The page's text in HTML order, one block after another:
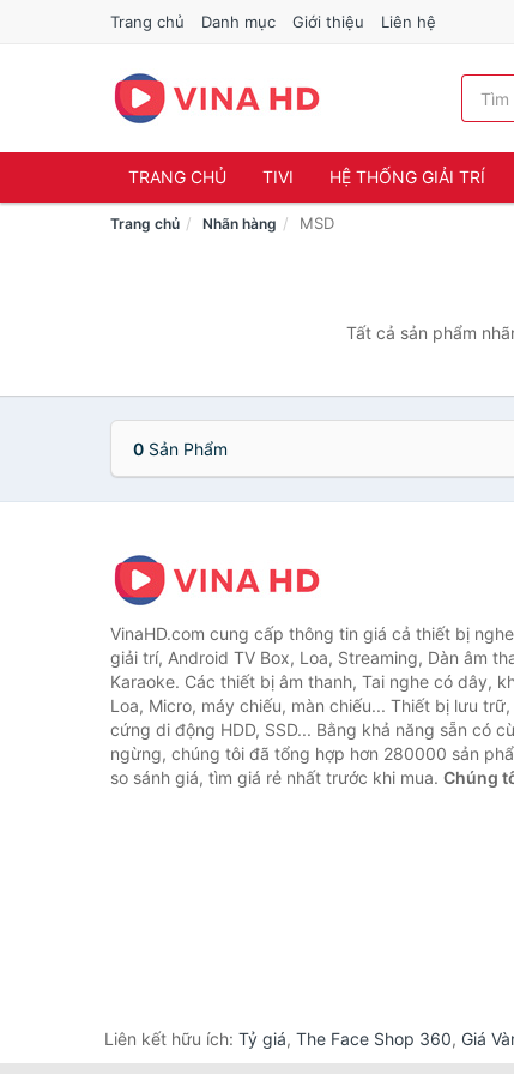
Trang chủ Danh mục Giới thiệu Liên hệ
TRANG CHỦ TIVI HỆ THỐNG GIẢI TRÍ
Trang chủ Nhãn hàng MSD
Tất cả sản phẩm
0 Sản Phẩm
VinaHD.com cung cấp thông tin giá cả thiết bị
giải trí, Android TV Box, Loa, Streaming, Dàn âm
Karaoke. Các thiết bị âm thanh, Tai nghe có dây,
Loa, Micro, máy chiếu, màn chiếu... Thiết bị lưu
cứng di động HDD, SSD... Bằng khả năng sẵn có
ngừng, chúng tôi đã tổng hợp hơn 280000 sản
so sánh giá, tìm giá rẻ nhất trước khi mua. Chúng
Liên kết hữu ích: Tỷ giá, The Face Shop 360, Giá